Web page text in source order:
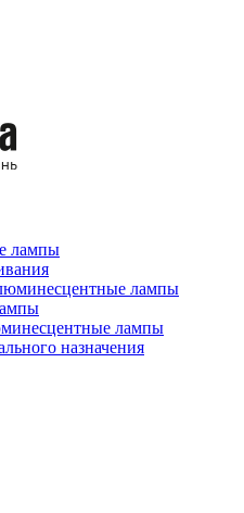
лампы
лампы
лампы
назначения